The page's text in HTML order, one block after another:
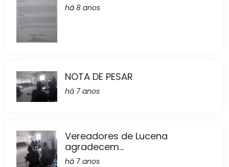
há 8 anos
NOTA DE PESAR
há 7 anos
Vereadores de Lucena
agradecem...
há 7 anos